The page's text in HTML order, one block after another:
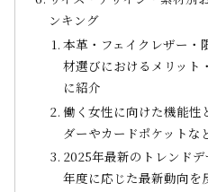
ンキング
本革・フェイクレザー・
材選びにおけるメリット
に紹介
働く女性に向けた機能性
ダーやカードポケットな
2025年最新のトレンド
年度に応じた最新動向を